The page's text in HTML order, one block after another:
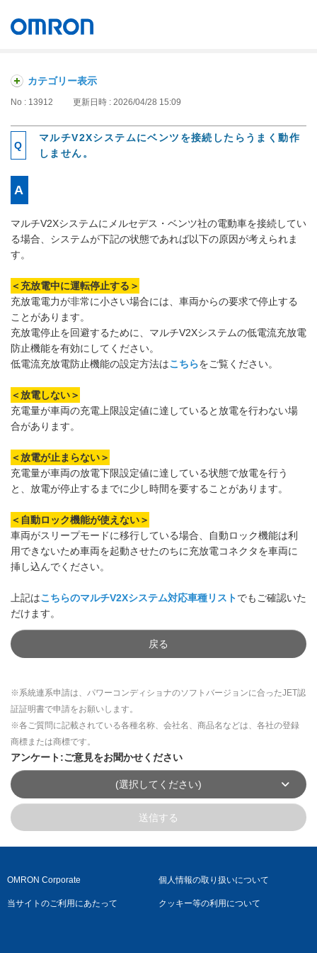
カテゴリー表示
No : 13912 更新日時 : 2026/04/28 15:09
マルチV2Xシステムにベンツを接続したらうまく動作
しません。
マルチV2Xシステムにメルセデス・ベンツ社の電動車を接続してい
る場合、システムが下記の状態であれば以下の原因が考えられま
す。
＜充放電中に運転停止する＞
充放電電力が非常に小さい場合には、車両からの要求で停止する
ことがあります。
充放電停止を回避するために、マルチV2Xシステムの低電流充放電
防止機能を有効にしてください。
低電流充放電防止機能の設定方法はこちらをご覧ください。
＜放電しない＞
充電量が車両の充電上限設定値に達していると放電を行わない場
合があります。
＜放電が止まらない＞
充電量が車両の放電下限設定値に達している状態で放電を行う
と、放電が停止するまでに少し時間を要することがあります。
＜自動ロック機能が使えない＞
車両がスリープモードに移行している場合、自動ロック機能は利
用できないため車両を起動させたのちに充放電コネクタを車両に
挿し込んでください。
上記はこちらのマルチV2Xシステム対応車種リストでもご確認いた
だけます。
戻る
※系統連系申請は、パワーコンディショナのソフトバージョンに合ったJET認
証証明書で申請をお願いします。
※各ご質問に記載されている各種名称、会社名、商品名などは、各社の登録
商標または商標です。
アンケート:ご意見をお聞かせください
(選択してください)
送信する
OMRON Corporate 個人情報の取り扱いについて
当サイトのご利用にあたって クッキー等の利用について